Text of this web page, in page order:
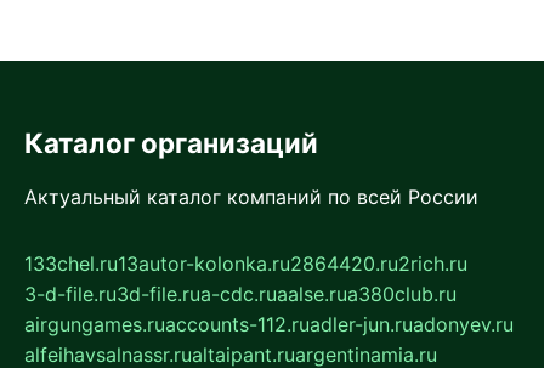
Каталог организаций
Актуальный каталог компаний по всей России
133chel.ru13autor-kolonka.ru2864420.ru2rich.ru
3-d-file.ru3d-file.rua-cdc.ruaalse.rua380club.ru
airgungames.ruaccounts-112.ruadler-jun.ruadonyev.ru
alfeihavsalnassr.rualtaipant.ruargentinamia.ru